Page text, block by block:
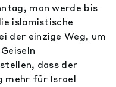
man werde bis
islamistische
der einzige Weg, um
dass der
mehr für Israel